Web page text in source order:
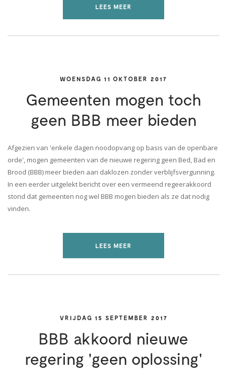
LEES MEER
WOENSDAG 11 OKTOBER 2017
Gemeenten mogen toch
geen BBB meer bieden
Afgezien van 'enkele dagen noodopvang op basis van de openbare
orde', mogen gemeenten van de nieuwe regering geen Bed, Bad en
Brood (BBB) meer bieden aan daklozen zonder verblijfsvergunning.
In een eerder uitgelekt bericht over een vermeend regeerakkoord
stond dat gemeenten nog wel BBB mogen bieden als ze dat nodig
vinden.
LEES MEER
VRIJDAG 15 SEPTEMBER 2017
BBB akkoord nieuwe
regering 'geen oplossing'